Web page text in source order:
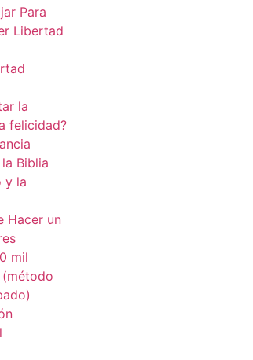
Para
Libertad
la
felicidad?
Biblia
y la
Hacer un
mil